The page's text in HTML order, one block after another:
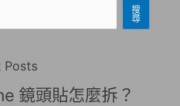
搜
尋
Posts
鏡頭貼怎麼拆？